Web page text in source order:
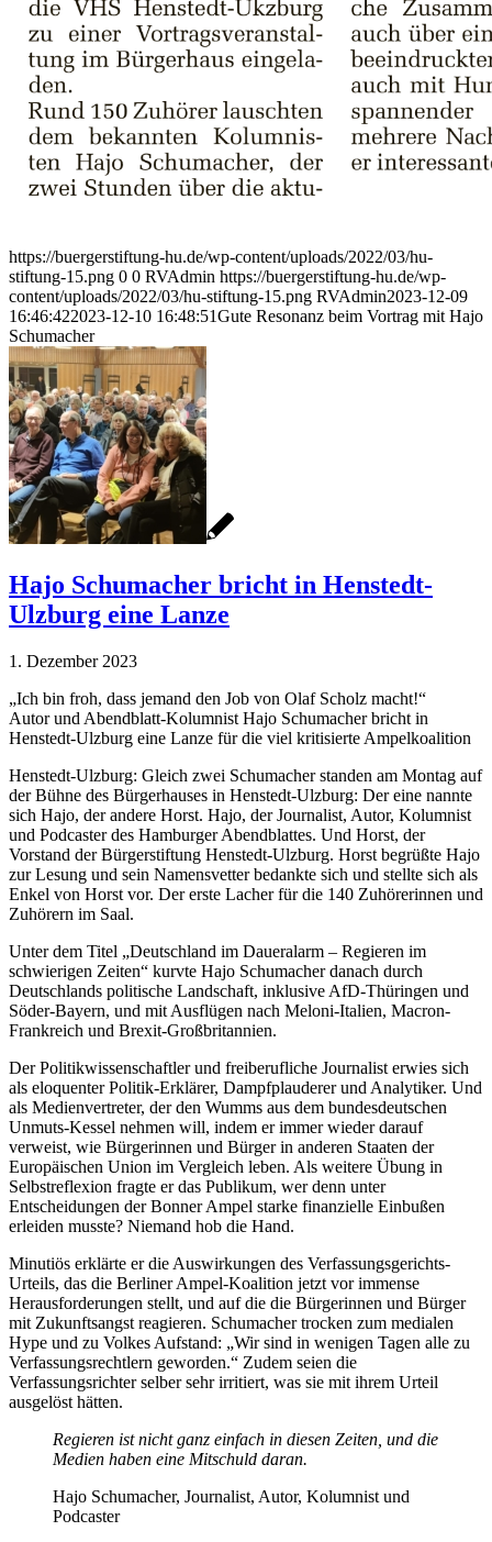
https://buergerstiftung-hu.de/wp-content/uploads/2022/03/hu-
stiftung-15.png 0 0 RVAdmin https://buergerstiftung-hu.de/wp-
content/uploads/2022/03/hu-stiftung-15.png RVAdmin2023-12-09
16:46:422023-12-10 16:48:51Gute Resonanz beim Vortrag mit Hajo
Schumacher
Hajo Schumacher bricht in Henstedt-
Ulzburg eine Lanze
1. Dezember 2023
„Ich bin froh, dass jemand den Job von Olaf Scholz macht!“
Autor und Abendblatt-Kolumnist Hajo Schumacher bricht in
Henstedt-Ulzburg eine Lanze für die viel kritisierte Ampelkoalition
Henstedt-Ulzburg: Gleich zwei Schumacher standen am Montag auf
der Bühne des Bürgerhauses in Henstedt-Ulzburg: Der eine nannte
sich Hajo, der andere Horst. Hajo, der Journalist, Autor, Kolumnist
und Podcaster des Hamburger Abendblattes. Und Horst, der
Vorstand der Bürgerstiftung Henstedt-Ulzburg. Horst begrüßte Hajo
zur Lesung und sein Namensvetter bedankte sich und stellte sich als
Enkel von Horst vor. Der erste Lacher für die 140 Zuhörerinnen und
Zuhörern im Saal.
Unter dem Titel „Deutschland im Daueralarm – Regieren im
schwierigen Zeiten“ kurvte Hajo Schumacher danach durch
Deutschlands politische Landschaft, inklusive AfD-Thüringen und
Söder-Bayern, und mit Ausflügen nach Meloni-Italien, Macron-
Frankreich und Brexit-Großbritannien.
Der Politikwissenschaftler und freiberufliche Journalist erwies sich
als eloquenter Politik-Erklärer, Dampfplauderer und Analytiker. Und
als Medienvertreter, der den Wumms aus dem bundesdeutschen
Unmuts-Kessel nehmen will, indem er immer wieder darauf
verweist, wie Bürgerinnen und Bürger in anderen Staaten der
Europäischen Union im Vergleich leben. Als weitere Übung in
Selbstreflexion fragte er das Publikum, wer denn unter
Entscheidungen der Bonner Ampel starke finanzielle Einbußen
erleiden musste? Niemand hob die Hand.
Minutiös erklärte er die Auswirkungen des Verfassungsgerichts-
Urteils, das die Berliner Ampel-Koalition jetzt vor immense
Herausforderungen stellt, und auf die die Bürgerinnen und Bürger
mit Zukunftsangst reagieren. Schumacher trocken zum medialen
Hype und zu Volkes Aufstand: „Wir sind in wenigen Tagen alle zu
Verfassungsrechtlern geworden.“ Zudem seien die
Verfassungsrichter selber sehr irritiert, was sie mit ihrem Urteil
ausgelöst hätten.
Regieren ist nicht ganz einfach in diesen Zeiten, und die
Medien haben eine Mitschuld daran.
Hajo Schumacher, Journalist, Autor, Kolumnist und
Podcaster